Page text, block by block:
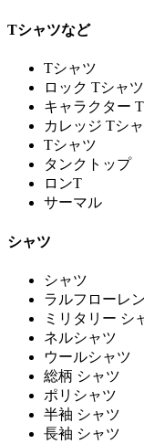
Tシャツなど
Tシャツ
ロック Tシャツ
キャラクター
カレッジ Tシ
Tシャツ
タンクトップ
ロンT
サーマル
シャツ
シャツ
ラルフローレ
ミリタリー シ
ネルシャツ
ウールシャツ
総柄 シャツ
ポリシャツ
半袖 シャツ
長袖 シャツ